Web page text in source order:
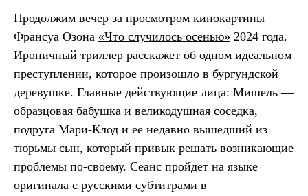
Продолжим вечер за просмотром кинокартины
Франсуа Озона «Что случилось осенью» 2024 года.
Ироничный триллер расскажет об одном идеальном
преступлении, которое произошло в бургундской
деревушке. Главные действующие лица: Мишель —
образцовая бабушка и великодушная соседка,
подруга Мари-Клод и ее недавно вышедший из
тюрьмы сын, который привык решать возникающие
проблемы по-своему. Сеанс пройдет на языке
оригинала с русскими субтитрами в